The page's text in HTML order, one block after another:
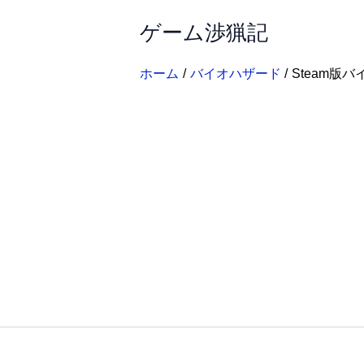
ゲーム渉猟記
ホーム バイオハザード Steam版バ